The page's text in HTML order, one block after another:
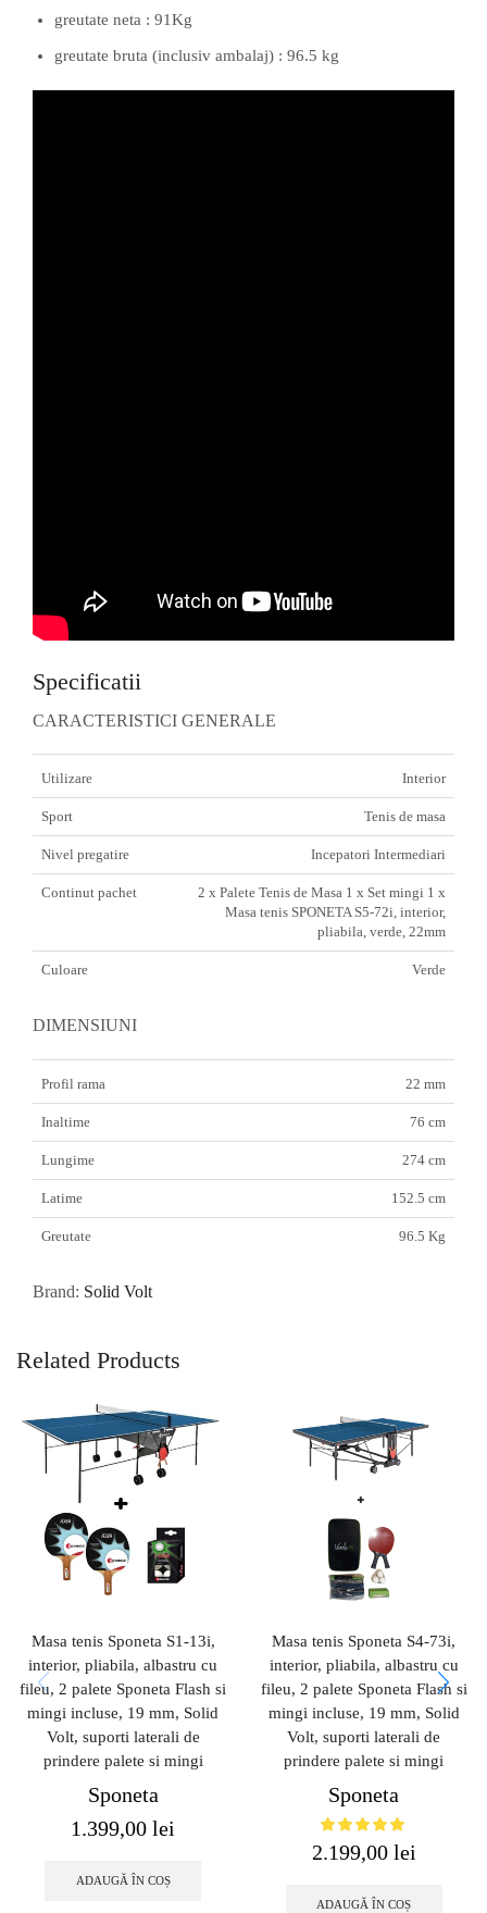
greutate neta : 91Kg
greutate bruta (inclusiv ambalaj) : 96.5 kg
Specificatii
CARACTERISTICI GENERALE
Utilizare Interior
Sport Tenis de masa
Nivel pregatire Incepatori Intermediari
Continut pachet
2 x Palete Tenis de Masa 1 x Set mingi 1 x
Masa tenis SPONETA S5-72i, interior,
pliabila, verde, 22mm
Culoare Verde
DIMENSIUNI
Profil rama 22 mm
Inaltime 76 cm
Lungime 274 cm
Latime 152.5 cm
Greutate 96.5 Kg
Brand: Solid Volt
Related Products
Masa tenis Sponeta S1-13i,
interior, pliabila, albastru cu
fileu, 2 palete Sponeta Flash si
mingi incluse, 19 mm, Solid
Volt, suporti laterali de
prindere palete si mingi
Sponeta
1.399,00lei
ADAUGĂ ÎN COȘ
Masa tenis Sponeta S4-73i,
interior, pliabila, albastru cu
fileu, 2 palete Sponeta Flash si
mingi incluse, 19 mm, Solid
Volt, suporti laterali de
prindere palete si mingi
Sponeta
2.199,00 lei
ADAUGĂ ÎN COȘ